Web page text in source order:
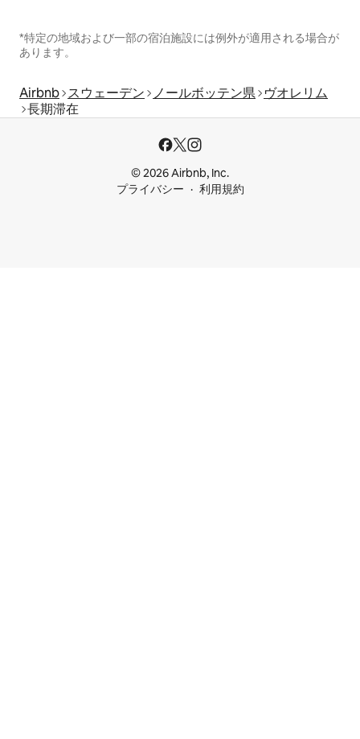
*特定の地域および一部の宿泊施設には例外が適用される場合が
あります。
Airbnb スウェーデン ノールボッテン県 ヴオレリム
長期滞在
© 2026 Airbnb, Inc.
プライバシー
利用規約